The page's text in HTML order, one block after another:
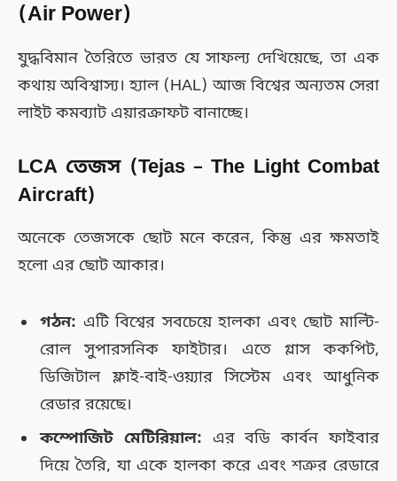
(Air Power)
যুদ্ধবিমান তৈরিতে ভারত যে সাফল্য দেখিয়েছে, তা এক
কথায় অবিশ্বাস্য। হ্যাল (HAL) আজ বিশ্বের অন্যতম সেরা
লাইট কমব্যাট এয়ারক্রাফট বানাচ্ছে।
LCA তেজস (Tejas – The Light Combat
Aircraft)
অনেকে তেজসকে ছোট মনে করেন, কিন্তু এর ক্ষমতাই
হলো এর ছোট আকার।
গঠন: এটি বিশ্বের সবচেয়ে হালকা এবং ছোট মাল্টি-
রোল সুপারসনিক ফাইটার। এতে গ্লাস ককপিট,
ডিজিটাল ফ্লাই-বাই-ওয়্যার সিস্টেম এবং আধুনিক
রেডার রয়েছে।
কম্পোজিট মেটিরিয়াল: এর বডি কার্বন ফাইবার
দিয়ে তৈরি, যা একে হালকা করে এবং শত্রুর রেডারে